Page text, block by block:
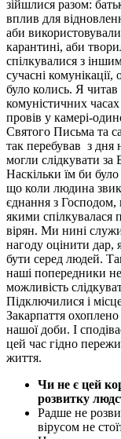
зійшлися разом:
вплив для
аби
карантині, аби
спілкувалися з
сучасні комунікації,
було колись. Я читав
комуністичних
провів у камері-
Святого Письма та
так перебував з дня
могли слідкувати за
Наскільки їм би
що коли людина
єднання з Господом,
якими спілкувалася
вірян. Ми нині
нагоду оцінити
бути серед людей.
наші попередники
можливість
Підключилися і
Закарпаття
нашої доби. І
цей час гідно
життя.
Чи не є цей
розвитку
Радше не
вірусом не